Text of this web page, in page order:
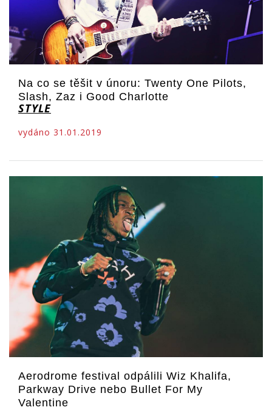
Na co se těšit v únoru: Twenty One Pilots,
Slash, Zaz i Good Charlotte
STYLE
vydáno 31.01.2019
Aerodrome festival odpálili Wiz Khalifa,
Parkway Drive nebo Bullet For My
Valentine